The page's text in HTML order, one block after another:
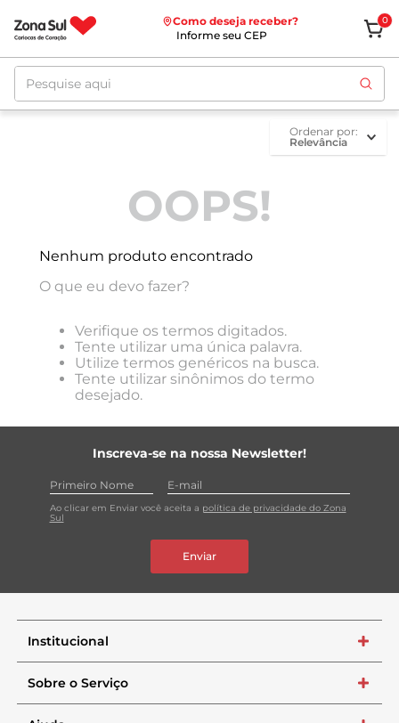
Como deseja receber?
Informe seu CEP
0
Pesquise aqui
ordenar por
Relevância
OOPS!
Nenhum produto encontrado
O que eu devo fazer?
Verifique os termos digitados.
Tente utilizar uma única palavra.
Utilize termos genéricos na busca.
Tente utilizar sinônimos do termo
desejado.
Inscreva-se na nossa Newsletter!
Ao clicar em Enviar você aceita a política de privacidade do Zona
Sul
Enviar
Institucional +
Sobre o Serviço +